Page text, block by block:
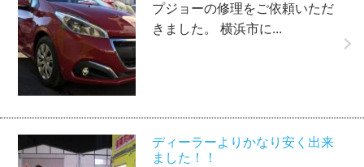
プジョーの修理をご依頼いただ
きました。 横浜市に...
ディーラーよりかなり安く出来
ました！！